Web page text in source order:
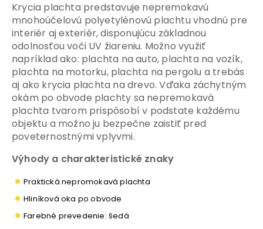
Krycia plachta predstavuje nepremokavú
mnohoúčelovú polyetylénovú plachtu vhodnú pre
interiér aj exteriér, disponujúcu základnou
odolnosťou voči UV žiareniu. Možno využiť
napríklad ako: plachta na auto, plachta na vozík,
plachta na motorku, plachta na pergolu a trebás
aj ako krycia plachta na drevo. Vďaka záchytným
okám po obvode plachty sa nepremokavá
plachta tvarom prispôsobí v podstate každému
objektu a možno ju bezpečne zaistiť pred
poveternostnými vplyvmi.
Výhody a charakteristické znaky
Praktická nepromokavá plachta
Hliníková oka po obvode
Farebné prevedenie: šedá